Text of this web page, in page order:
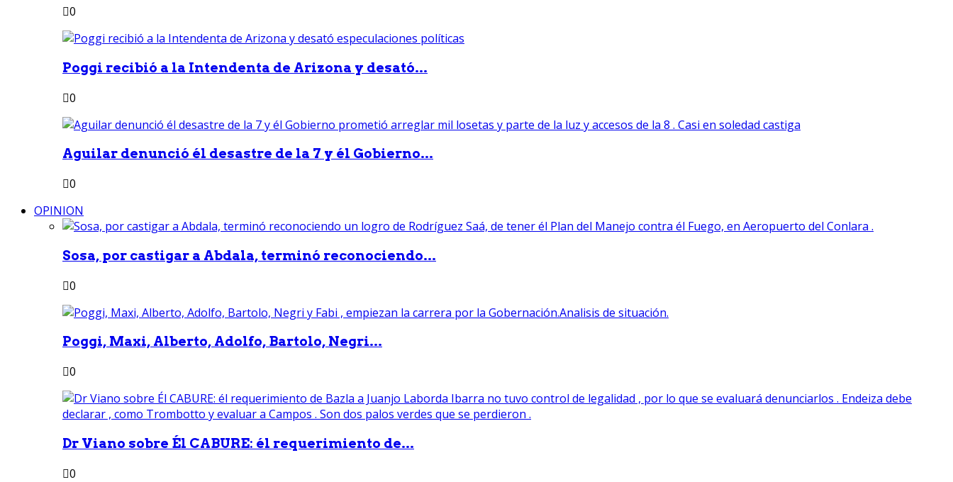
0
Poggi recibió a la Intendenta de Arizona y desató...
0
Aguilar denunció él desastre de la 7 y él Gobierno...
0
OPINION
Sosa, por castigar a Abdala, terminó reconociendo...
0
Poggi, Maxi, Alberto, Adolfo, Bartolo, Negri...
0
Dr Viano sobre Él CABURE: él requerimiento de...
0